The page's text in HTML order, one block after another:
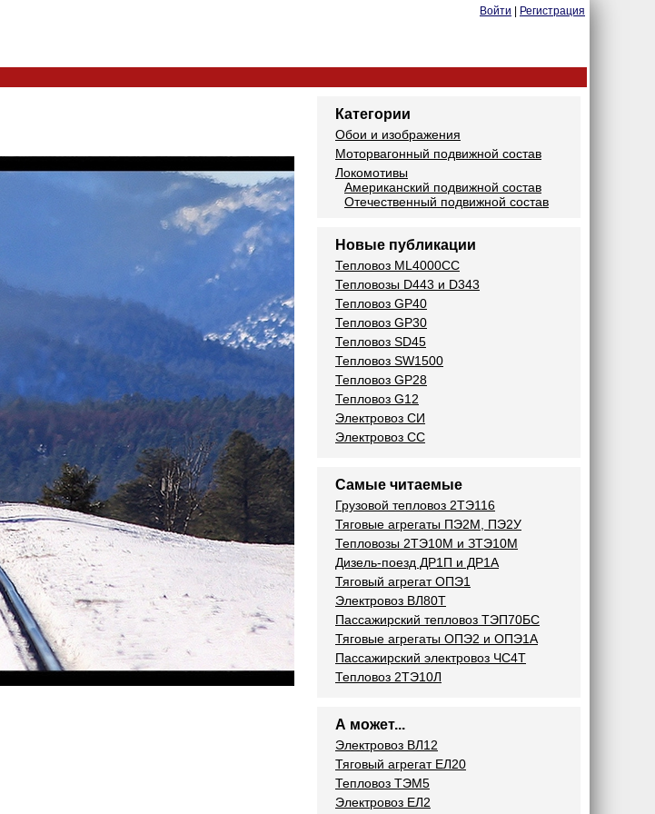
Войти Регистрация
Категории
Обои и изображения
Моторвагонный подвижной состав
Локомотивы
Американский подвижной состав
Отечественный подвижной состав
Новые публикации
Тепловоз ML4000CC
Тепловозы D443 и D343
Тепловоз GP40
Тепловоз GP30
Тепловоз SD45
Тепловоз SW1500
Тепловоз GP28
Тепловоз G12
Электровоз СИ
Электровоз СС
Самые читаемые
Грузовой тепловоз 2ТЭ116
Тяговые агрегаты ПЭ2М, ПЭ2У
Тепловозы 2ТЭ10М и ЗТЭ10М
Дизель-поезд ДР1П и ДР1А
Тяговый агрегат ОПЭ1
Электровоз ВЛ80Т
Пассажирский тепловоз ТЭП70БС
Тяговые агрегаты ОПЭ2 и ОПЭ1А
Пассажирский электровоз ЧС4Т
Тепловоз 2ТЭ10Л
А может...
Электровоз ВЛ12
Тяговый агрегат ЕЛ20
Тепловоз ТЭМ5
Электровоз ЕЛ2